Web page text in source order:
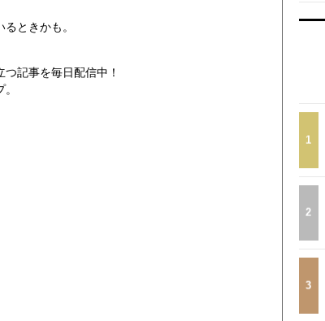
ときかも。
記事を毎日配信中！
1
2
3